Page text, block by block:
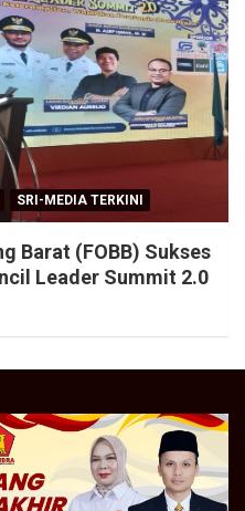
SRI-MEDIA TERKINI
Barat (FOBB) Sukses
Leader Summit 2.0